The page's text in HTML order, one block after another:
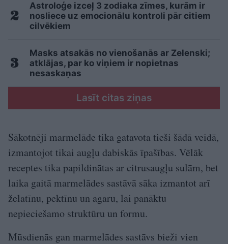
Astroloģe izceļ 3 zodiaka zīmes, kurām ir
nosliece uz emocionālu kontroli pār citiem
cilvēkiem
Masks atsakās no vienošanās ar Zelenski;
atklājas, par ko viņiem ir nopietnas
nesaskaņas
Lasīt citas ziņas
Sākotnēji marmelāde tika gatavota tieši šādā veidā,
izmantojot tikai augļu dabiskās īpašības. Vēlāk
receptes tika papildinātas ar citrusaugļu sulām, bet
laika gaitā marmelādes sastāvā sāka izmantot arī
želatīnu, pektīnu un agaru, lai panāktu
nepieciešamo struktūru un formu.
Mūsdienās gan marmelādes sastāvs bieži vien